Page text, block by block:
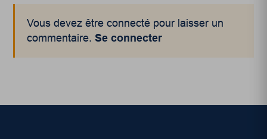
Vous devez être connecté pour laisser un
commentaire.Se connecter